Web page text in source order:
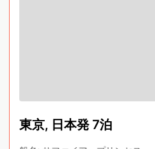
東京, 日本発 7泊